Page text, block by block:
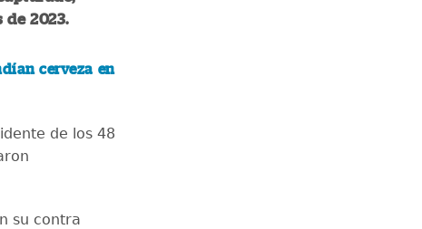
2023.
cerveza en
de los 48
su contra